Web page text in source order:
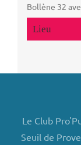
Bollène 32
Le Club
Seuil de